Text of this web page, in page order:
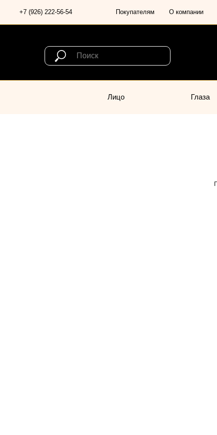
+7 (926) 222-56-54 Покупателям О компании
Глаза
Лицо